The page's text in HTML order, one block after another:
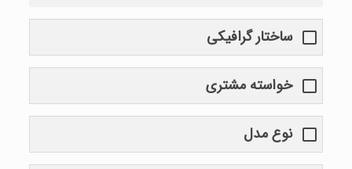
ساختار گرافیکی
خواسته مشتری
نوع مدل